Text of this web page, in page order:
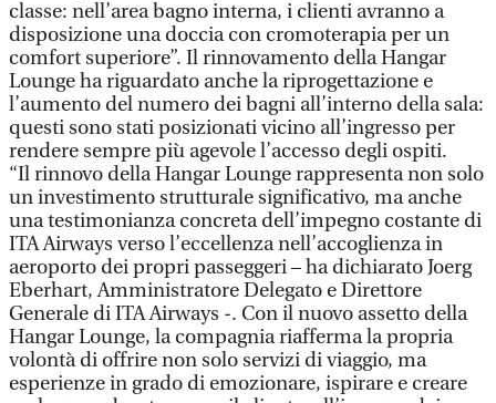
classe: nell’area bagno interna, i clienti avranno a
disposizione una doccia con cromoterapia per un
comfort superiore”. Il rinnovamento della Hangar
Lounge ha riguardato anche la riprogettazione e
l’aumento del numero dei bagni all’interno della sala:
questi sono stati posizionati vicino all’ingresso per
rendere sempre più agevole l’accesso degli ospiti.
“Il rinnovo della Hangar Lounge rappresenta non solo
un investimento strutturale significativo, ma anche
una testimonianza concreta dell’impegno costante di
ITA Airways verso l’eccellenza nell’accoglienza in
aeroporto dei propri passeggeri – ha dichiarato Joerg
Eberhart, Amministratore Delegato e Direttore
Generale di ITA Airways -. Con il nuovo assetto della
Hangar Lounge, la compagnia riafferma la propria
volontà di offrire non solo servizi di viaggio, ma
esperienze in grado di emozionare, ispirare e creare